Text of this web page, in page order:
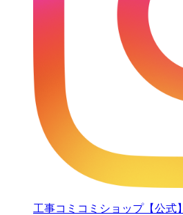
工事コミコミショップ【公式】